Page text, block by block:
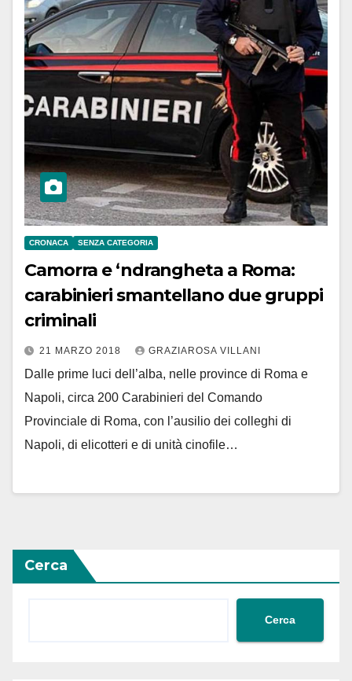
CRONACA SENZA CATEGORIA
Camorra e ‘ndrangheta a Roma:
carabinieri smantellano due gruppi
criminali
21 MARZO 2018 GRAZIAROSA VILLANI
Dalle prime luci dell’alba, nelle province di Roma e
Napoli, circa 200 Carabinieri del Comando
Provinciale di Roma, con l’ausilio dei colleghi di
Napoli, di elicotteri e di unità cinofile…
Cerca
Cerca